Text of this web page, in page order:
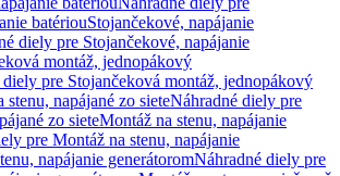
batériouStojančekové, napájanie
diely pre Stojančekové, napájanie
montáž, jednopákový
pre Stojančeková montáž, jednopákový
stenu, napájané zo sieteNáhradné diely pre
zo sieteMontáž na stenu, napájanie
pre Montáž na stenu, napájanie
napájanie generátoromNáhradné diely pre